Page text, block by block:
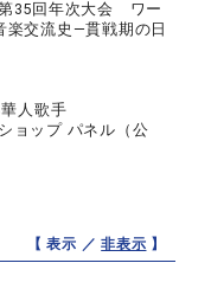
35回年次大会 ワー
楽交流史―貫戦期の日
人歌手
ョップ パネル（公
【 表示 ／非表示 】